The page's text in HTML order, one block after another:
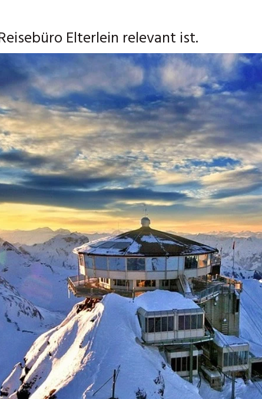
Elterlein relevant ist.